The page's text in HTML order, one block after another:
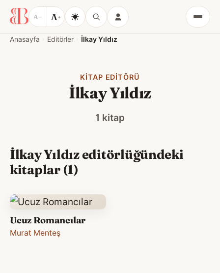
A − A+
Menü
Anasayfa Editörler İlkay Yıldız
KITAP EDITÖRÜ
İlkay Yıldız
1 kitap
İlkay Yıldız editörlüğündeki
kitaplar (1)
Ucuz Romancılar
Murat Menteş